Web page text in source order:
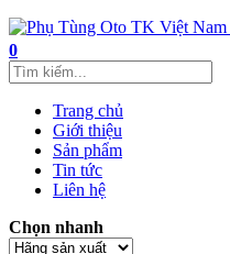
0
Trang chủ
Giới thiệu
Sản phẩm
Tin tức
Liên hệ
Chọn nhanh